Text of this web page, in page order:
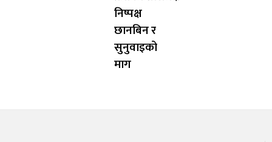
निष्पक्ष
छानबिन र
सुनुवाइको
माग